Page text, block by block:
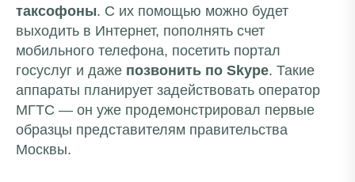
таксофоны. С их помощью можно будет
выходить в Интернет, пополнять счет
мобильного телефона, посетить портал
госуслуг и даже позвонить по Skype. Такие
аппараты планирует задействовать оператор
МГТС — он уже продемонстрировал первые
образцы представителям правительства
Москвы.